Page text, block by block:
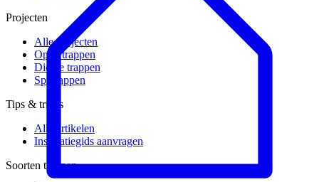
Projecten
Alle projecten
Open trappen
Dichte trappen
Spiltrappen
Tips & tricks
Alle artikelen
Inspiratiegids aanvragen
Soorten trappen